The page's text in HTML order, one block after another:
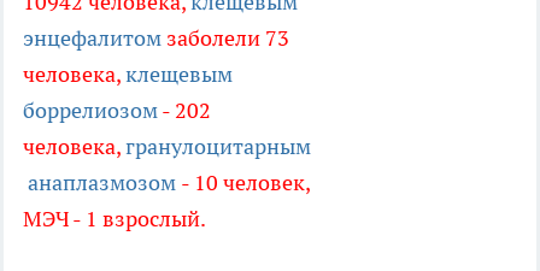
энцефалитом заболели 73
человека,клещевым
боррелиозом- 202
человека,гранулоцитарным
анаплазмозом - 10 человек,
МЭЧ - 1 взрослый.